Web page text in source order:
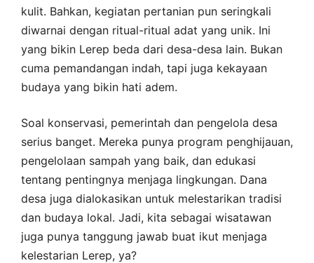
kulit. Bahkan, kegiatan pertanian pun seringkali
diwarnai dengan ritual-ritual adat yang unik. Ini
yang bikin Lerep beda dari desa-desa lain. Bukan
cuma pemandangan indah, tapi juga kekayaan
budaya yang bikin hati adem.
Soal konservasi, pemerintah dan pengelola desa
serius banget. Mereka punya program penghijauan,
pengelolaan sampah yang baik, dan edukasi
tentang pentingnya menjaga lingkungan. Dana
desa juga dialokasikan untuk melestarikan tradisi
dan budaya lokal. Jadi, kita sebagai wisatawan
juga punya tanggung jawab buat ikut menjaga
kelestarian Lerep, ya?